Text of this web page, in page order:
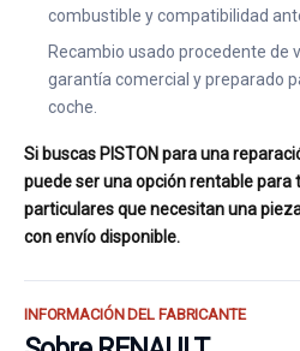
combustible y compatibilidad
Recambio usado procedente de
garantía comercial y preparado
coche.
Si buscas PISTON para una
puede ser una opción rentable para
particulares que necesitan una
con envío disponible.
INFORMACIÓN DEL FABRICANTE